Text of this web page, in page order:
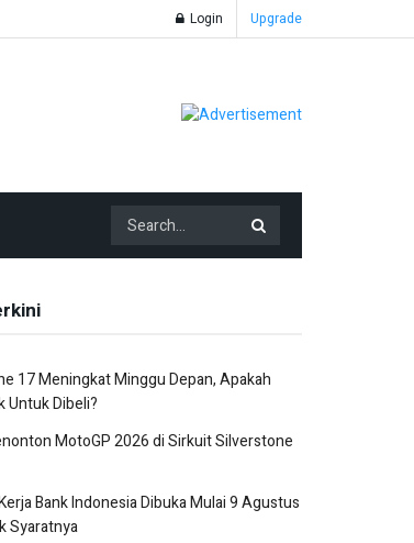
Login Upgrade
17 Meningkat Minggu Depan, Apakah
Untuk Dibeli?
MotoGP 2026 di Sirkuit Silverstone
Bank Indonesia Dibuka Mulai 9 Agustus
Syaratnya